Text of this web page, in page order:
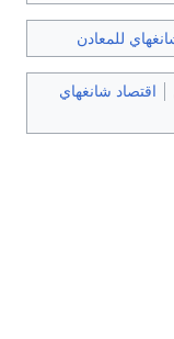
للمعادن
اقتصاد شانغهاي